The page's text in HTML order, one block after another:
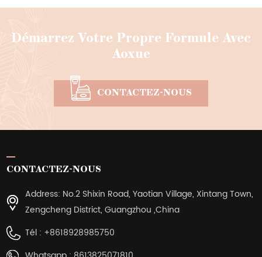
Démarrez Votre Propre Formule Avec
Aoxue
CONTACTEZ-NOUS
CONTACTEZ-NOUS
Address: No.2 Shixin Road, Yaotian Village, Xintang Town,
Zengcheng District, Guangzhou ,China
Tél : +8618928985750